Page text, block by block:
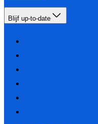
Blijf up-to-date